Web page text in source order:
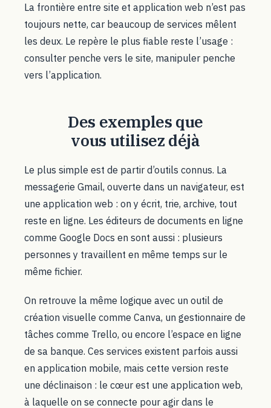
La frontière entre site et application web n’est pas
toujours nette, car beaucoup de services mêlent
les deux. Le repère le plus fiable reste l’usage :
consulter penche vers le site, manipuler penche
vers l’application.
Des exemples que
vous utilisez déjà
Le plus simple est de partir d’outils connus. La
messagerie Gmail, ouverte dans un navigateur, est
une application web : on y écrit, trie, archive, tout
reste en ligne. Les éditeurs de documents en ligne
comme Google Docs en sont aussi : plusieurs
personnes y travaillent en même temps sur le
même fichier.
On retrouve la même logique avec un outil de
création visuelle comme Canva, un gestionnaire de
tâches comme Trello, ou encore l’espace en ligne
de sa banque. Ces services existent parfois aussi
en application mobile, mais cette version reste
une déclinaison : le cœur est une application web,
à laquelle on se connecte pour agir dans le